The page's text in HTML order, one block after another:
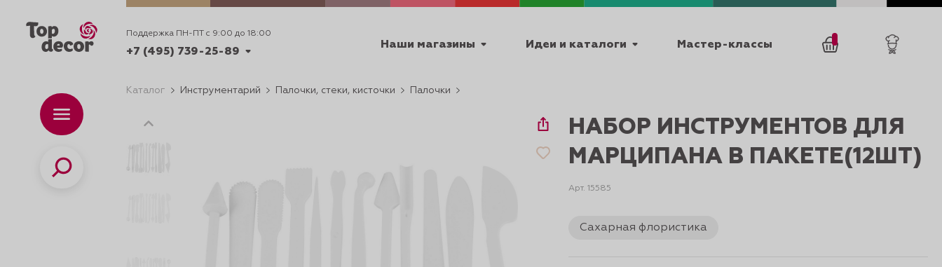
Поддержка ПН-ПТ с 9:00 до 18:00
+7 (495) 739-25-89
Наши магазины Идеи и каталоги
ПАСХА 2025
Мастер-классы
Каталог
Поиск
Каталог Инструментарий Палочки, стеки, кисточки Палочки
НАБОР ИНСТРУМЕНТОВ ДЛЯ
МАРЦИПАНА В ПАКЕТЕ(12ШТ)
Арт. 15585
Сахарная флористика